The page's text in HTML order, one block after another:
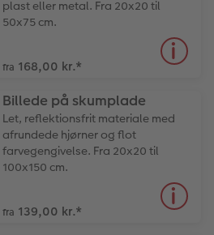
plast eller metal. Fra 20x20 til
50x75 cm.
fra 168,00 kr.*
Billede på skumplade
Let, reflektionsfrit materiale med
afrundede hjørner og flot
farvegengivelse. Fra 20x20 til
100x150 cm.
fra 139,00 kr.*